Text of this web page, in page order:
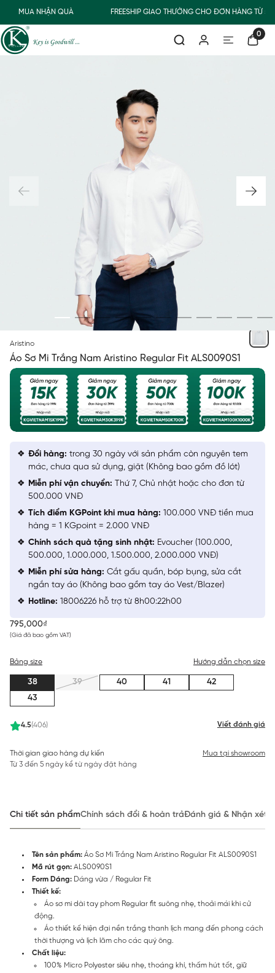
MUA NHẬN QUÀ FREESHIP GIAO THƯỜNG CHO ĐƠN HÀNG TỪ
0
Aristino
Áo Sơ Mi Trắng Nam Aristino Regular Fit ALS0090S1
795,000₫
(Giá đã bao gồm VAT)
4.5(406) Viết đánh giá
Bảng size Hướng dẫn chọn size
38 39 40 41
42
43
Thời gian giao hàng dự kiến
Từ 3 đến 5 ngày kể từ ngày đặt hàng
Mua tại showroom
Đổi hàng: trong 30 ngày với sản phẩm còn nguyên tem
mác, chưa qua sử dụng, giặt (Không bao gồm đồ lót)
Miễn phí vận chuyển: Thứ 7, Chủ nhật hoặc cho đơn từ
500.000 VNĐ
Tích điểm KGPoint khi mua hàng: 100.000 VNĐ tiền mua
hàng = 1 KGpoint = 2.000 VNĐ
Chính sách quà tặng sinh nhật: Evoucher (100.000,
500.000, 1.000.000, 1.500.000, 2.000.000 VNĐ)
Miễn phí sửa hàng: Cắt gấu quần, bóp bụng, sửa cắt
ngắn tay áo (Không bao gồm tay áo Vest/Blazer)
Hotline: 18006226 hỗ trợ từ 8h00:22h00
Chi tiết sản phẩmChính sách đổi & hoàn trảĐánh giá & Nhận xét
Tên sản phẩm: Áo Sơ Mi Trắng Nam Aristino Regular Fit ALS0090S1
Mã rút gọn: ALS0090S1
Form Dáng: Dáng vừa / Regular Fit
Thiết kế:
Áo sơ mi dài tay phom Regular fit suông nhẹ, thoải mái khi cử
động.
Áo thiết kế hiện đại nền trắng thanh lịch mang đến phong cách
thời thượng và lịch lãm cho các quý ông.
Chất liệu:
100% Micro Polyester siêu nhẹ, thoáng khí, thấm hút tốt, giữ